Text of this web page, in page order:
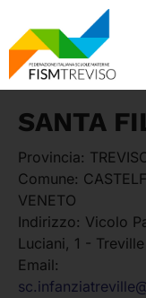
SANTA
Provincia:
Comune:
VENETO
Indirizzo: Vicolo
Luciani, 1 - Treville
Email: